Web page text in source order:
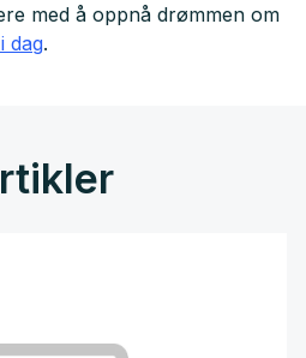
med å oppnå drømmen om
dag.